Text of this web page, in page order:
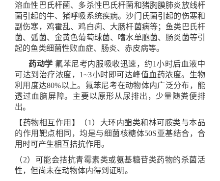
溶血性巴氏杆菌、多杀性巴氏杆菌和猪胸膜肺炎放线杆
菌引起的牛、猪呼吸系统疾病。沙门氏菌引起的伤寒和
副伤寒，鸡霍乱、鸡白痢、大肠杆菌病等；鱼类巴氏杆
菌、弧菌、金黄色葡萄球菌、嗜水单胞菌、肠炎菌等引
起的鱼类细菌性败血症、肠炎、赤皮病等。
药动学 氟苯尼考内服吸收迅速，约1小时后血液中
可达到治疗浓度， 1~3小时即可达峰值血药浓度。生物
利用度达80%以上。氟苯尼考在动物体内广泛分布，能
透过血脑屏障。主要以原形从尿排出，少量随粪便排
出。
【药物相互作用】（1 ） 大环内酯类和林可胺类与本品
的作用靶点相同，均是与细菌核糖体50S亚基结合，合
用时可产生相互拮抗作用。
（2）可能会拮抗青霉素类或氨基糖苷类药物的杀菌活
性，但尚未在动物体内得到证明。